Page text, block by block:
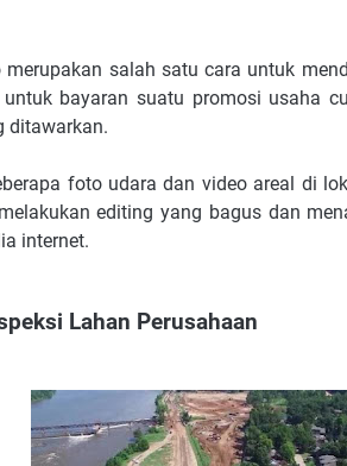
salah satu cara untuk
bayaran suatu promosi usaha
ditawarkan.
foto udara dan video areal di
editing yang bagus dan
internet.
Lahan Perusahaan